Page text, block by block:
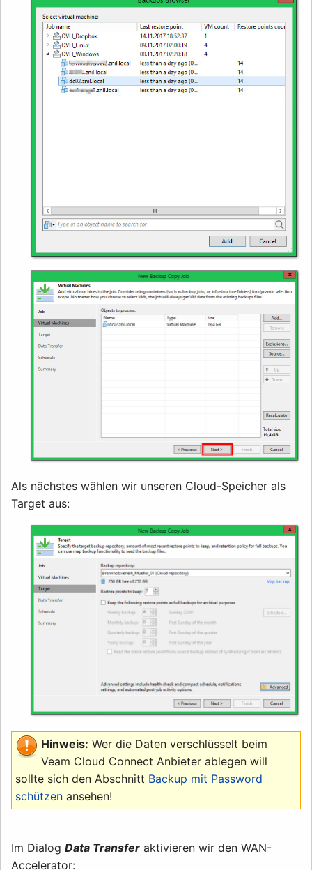
Als nächstes wählen wir unseren Cloud-Speicher als
Target aus:
Hinweis: Wer die Daten verschlüsselt beim
Veam Cloud Connect Anbieter ablegen will
sollte sich den Abschnitt Backup mit Password
schützen ansehen!
Im Dialog Data Transfer aktivieren wir den WAN-
Accelerator: